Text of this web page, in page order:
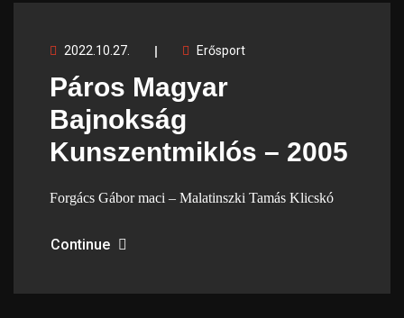
2022.10.27. Erősport
Páros Magyar
Bajnokság
Kunszentmiklós – 2005
Forgács Gábor maci – Malatinszki Tamás Klicskó
Continue